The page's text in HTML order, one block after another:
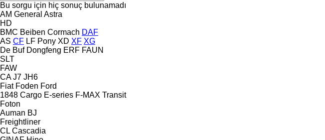
Bu sorgu için hiç sonuç bulunamadı
AM General Astra
HD
BMC Beiben Cormach DAF
AS CF LF Pony XD XF XG
De Buf Dongfeng ERF FAUN
SLT
FAW
CA J7 JH6
Fiat Foden Ford
1848 Cargo E-series F-MAX Transit
Foton
Auman BJ
Freightliner
CL Cascadia